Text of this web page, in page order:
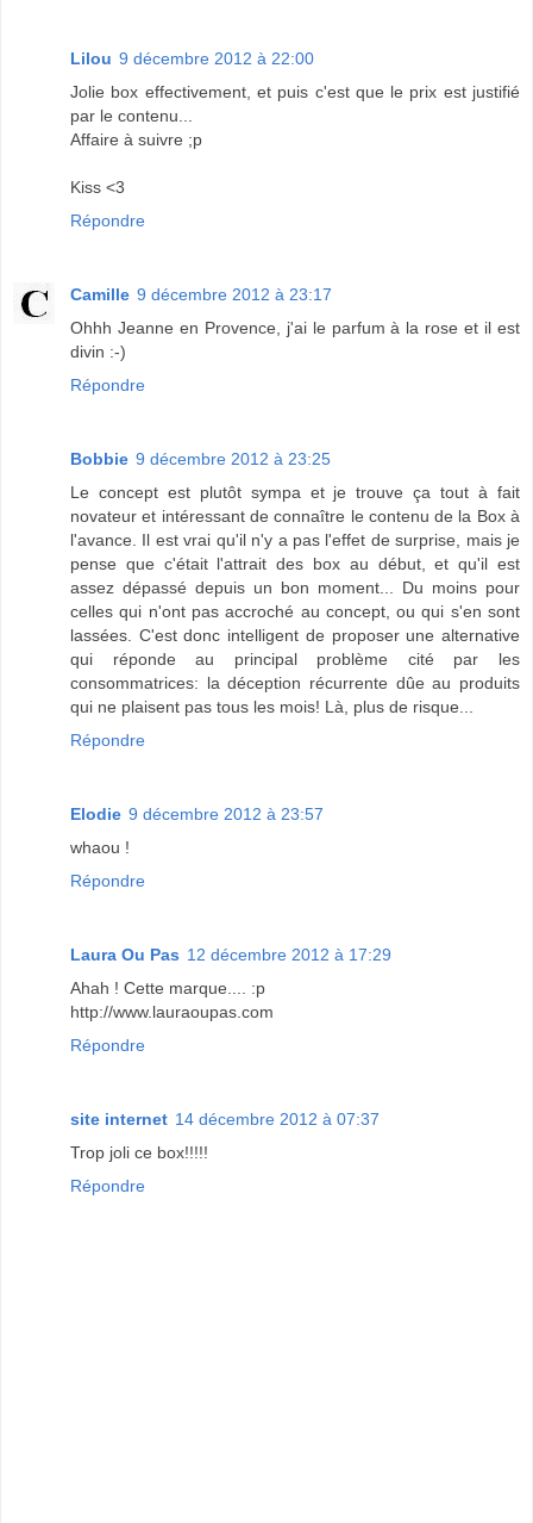
Lilou 9 décembre 2012 à 22:00
Jolie box effectivement, et puis c'est que le prix est justifié
par le contenu...
Affaire à suivre ;p
Kiss <3
Répondre
Camille 9 décembre 2012 à 23:17
Ohhh Jeanne en Provence, j'ai le parfum à la rose et il est
divin :-)
Répondre
Bobbie 9 décembre 2012 à 23:25
Le concept est plutôt sympa et je trouve ça tout à fait
novateur et intéressant de connaître le contenu de la Box à
l'avance. Il est vrai qu'il n'y a pas l'effet de surprise, mais je
pense que c'était l'attrait des box au début, et qu'il est
assez dépassé depuis un bon moment... Du moins pour
celles qui n'ont pas accroché au concept, ou qui s'en sont
lassées. C'est donc intelligent de proposer une alternative
qui réponde au principal problème cité par les
consommatrices: la déception récurrente dûe au produits
qui ne plaisent pas tous les mois! Là, plus de risque...
Répondre
Elodie 9 décembre 2012 à 23:57
whaou !
Répondre
Laura Ou Pas 12 décembre 2012 à 17:29
Ahah ! Cette marque.... :p
http://www.lauraoupas.com
Répondre
site internet 14 décembre 2012 à 07:37
Trop joli ce box!!!!!
Répondre